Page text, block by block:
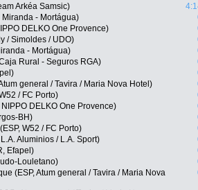
Arkéa Samsic)
- Mortágua)
DELKO One Provence)
/ Simoldes / UDO)
- Mortágua)
Rural - Seguros RGA)
general / Tavira / Maria Nova Hotel)
/ FC Porto)
DELKO One Provence)
BH)
W52 / FC Porto)
Aluminios / L.A. Sport)
Efapel)
Louletano)
(ESP, Atum general / Tavira / Maria Nova